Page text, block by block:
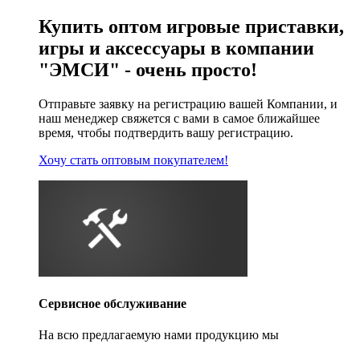
Купить оптом игровые приставки,
игры и аксессуары в компании
"ЭМСИ" - очень просто!
Отправьте заявку на регистрацию вашей Компании, и
наш менеджер свяжется с вами в самое ближайшее
время, чтобы подтвердить вашу регистрацию.
Хочу стать оптовым покупателем!
Сервисное обслуживание
На всю предлагаемую нами продукцию мы